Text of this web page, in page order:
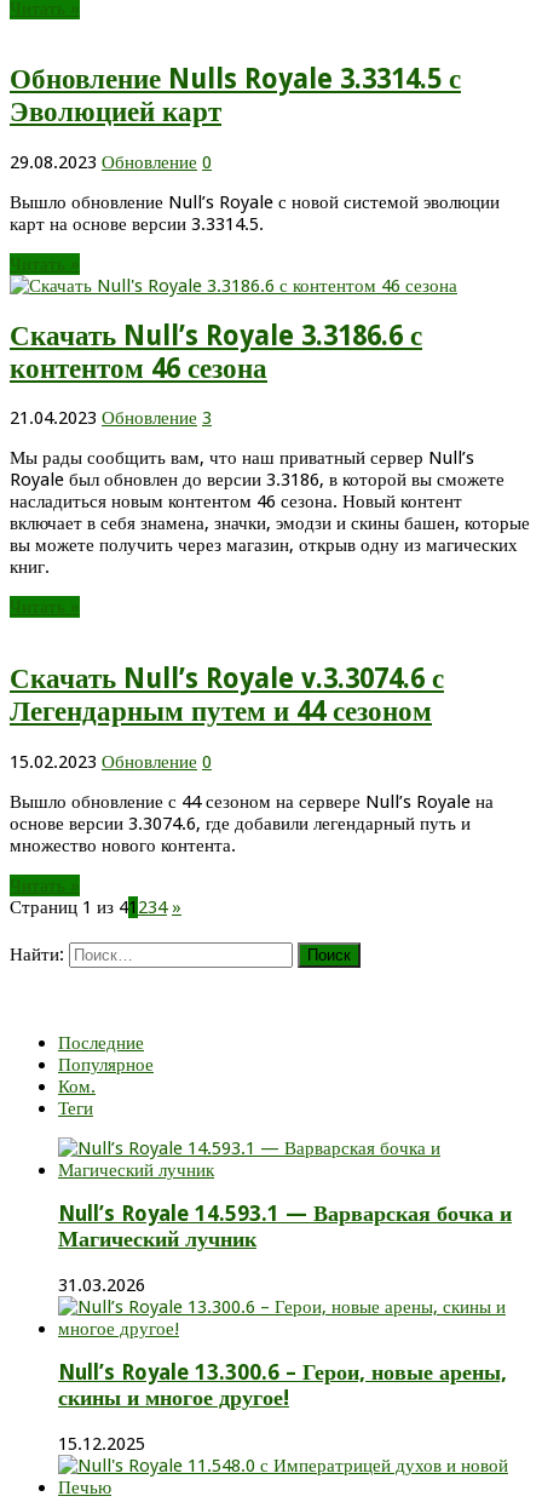
Читать »
Обновление Nulls Royale 3.3314.5 с
Эволюцией карт
29.08.2023 Обновление 0
Вышло обновление Null’s Royale с новой системой эволюции
карт на основе версии 3.3314.5.
Читать »
Скачать Null’s Royale 3.3186.6 с
контентом 46 сезона
21.04.2023 Обновление 3
Мы рады сообщить вам, что наш приватный сервер Null’s
Royale был обновлен до версии 3.3186, в которой вы сможете
насладиться новым контентом 46 сезона. Новый контент
включает в себя знамена, значки, эмодзи и скины башен, которые
вы можете получить через магазин, открыв одну из магических
книг.
Читать »
Скачать Null’s Royale v.3.3074.6 с
Легендарным путем и 44 сезоном
15.02.2023 Обновление 0
Вышло обновление с 44 сезоном на сервере Null’s Royale на
основе версии 3.3074.6, где добавили легендарный путь и
множество нового контента.
Читать »
Страниц 1 из 41 234 »
Найти:
Последние
Популярное
Ком.
Теги
Null’s Royale 14.593.1 — Варварская бочка и
Магический лучник
31.03.2026
Null’s Royale 13.300.6 – Герои, новые арены,
скины и многое другое!
15.12.2025